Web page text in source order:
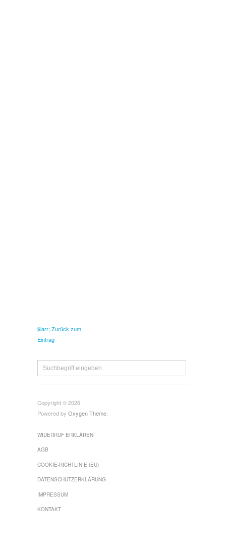
$larr; Zurück zum
Eintrag
Copyright © 2026
Powered by Oxygen Theme
WIDERRUF ERKLÄREN
AGB
COOKIE-RICHTLINIE (EU)
DATENSCHUTZERKLÄRUNG
IMPRESSUM
KONTAKT